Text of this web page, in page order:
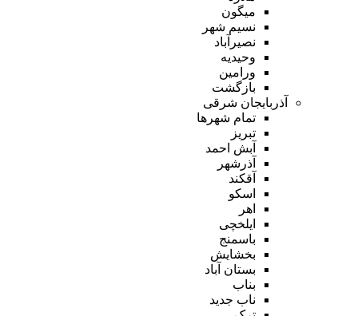
میگون
نسیم شهر
نصیرآباد
وحیدیه
ورامین
بازگشت
آذربایجان شرقی
تمام شهر‌ها
تبریز
آبش احمد
آذرشهر
آقکند
اسکو
اهر
ایلخچی
باسمنج
بخشایش
بستان آباد
بناب
ناب جدید